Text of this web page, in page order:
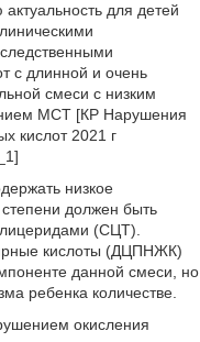
для детей
с длинной и очень
смеси с низким
МСТ [КР Нарушения
кислот 2021 г
низкое
должен быть
(СЦТ).
кислоты (ДЦПНЖК)
данной смеси, но
ребенка количестве.
окисления